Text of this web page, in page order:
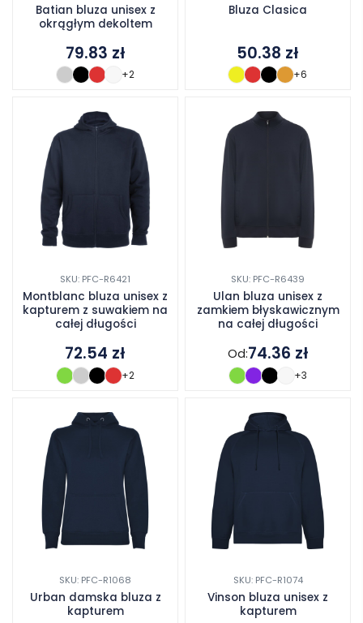
Batian bluza unisex z
okrągłym dekoltem
79.83 zł
+2
Bluza Clasica
50.38 zł
+6
SKU: PFC-R6421
Montblanc bluza unisex z
kapturem z suwakiem na
całej długości
72.54 zł
+2
SKU: PFC-R6439
Ulan bluza unisex z
zamkiem błyskawicznym
na całej długości
Od:74.36 zł
+3
SKU: PFC-R1068
Urban damska bluza z
kapturem
SKU: PFC-R1074
Vinson bluza unisex z
kapturem